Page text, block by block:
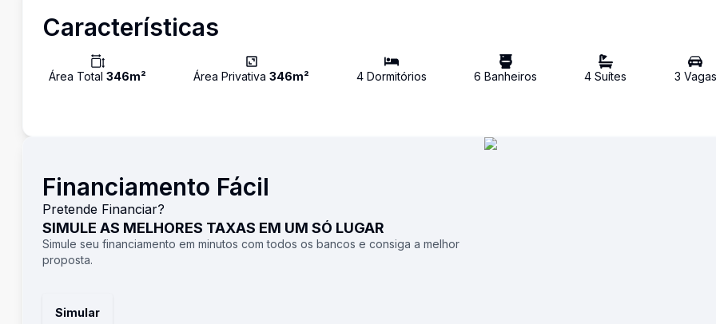
Características
Área Total 346m² Área Privativa346m² 4 Dormitórios 6 Banheiros 4 Suítes 3 Vagas
Financiamento Fácil
Pretende Financiar?
SIMULE AS MELHORES TAXAS EM UM SÓ LUGAR
Simule seu financiamento em minutos com todos os bancos e consiga a melhor
proposta.
Simular